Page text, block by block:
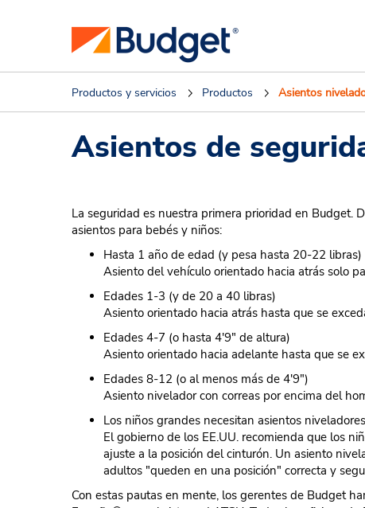
Productos y servicios Productos Asientos
Asientos de
La seguridad es nuestra primera prioridad en Budget.
asientos para bebés y niños:
Hasta 1 año de edad (y pesa hasta 20-22 libras)
Asiento del vehículo orientado hacia atrás solo
Edades 1-3 (y de 20 a 40 libras)
Asiento orientado hacia atrás hasta que se
Edades 4-7 (o hasta 4'9" de altura)
Asiento orientado hacia adelante hasta que se
Edades 8-12 (o al menos más de 4'9")
Asiento nivelador con correas por encima del
Los niños grandes necesitan asientos niveladores
El gobierno de los EE.UU. recomienda que los
ajuste a la posición del cinturón. Un asiento
adultos "queden en una posición" correcta y
Con estas pautas en mente, los gerentes de Budget